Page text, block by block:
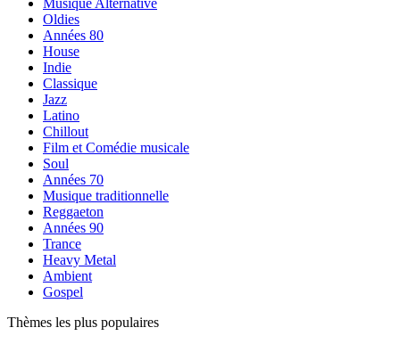
Musique Alternative
Oldies
Années 80
House
Indie
Classique
Jazz
Latino
Chillout
Film et Comédie musicale
Soul
Années 70
Musique traditionnelle
Reggaeton
Années 90
Trance
Heavy Metal
Ambient
Gospel
Thèmes les plus populaires